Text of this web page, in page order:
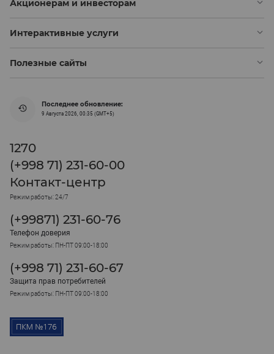
Акционерам и инвесторам
Интерактивные услуги
Полезные сайты
Последнее обновление:
9 Августа 2026, 00:35 (GMT+5)
1270
(+998 71) 231-60-00
Контакт-центр
Режим работы: 24/7
(+99871) 231-60-76
Телефон доверия
Режим работы: ПН-ПТ 09:00-18:00
(+998 71) 231-60-67
Защита прав потребителей
Режим работы: ПН-ПТ 09:00-18:00